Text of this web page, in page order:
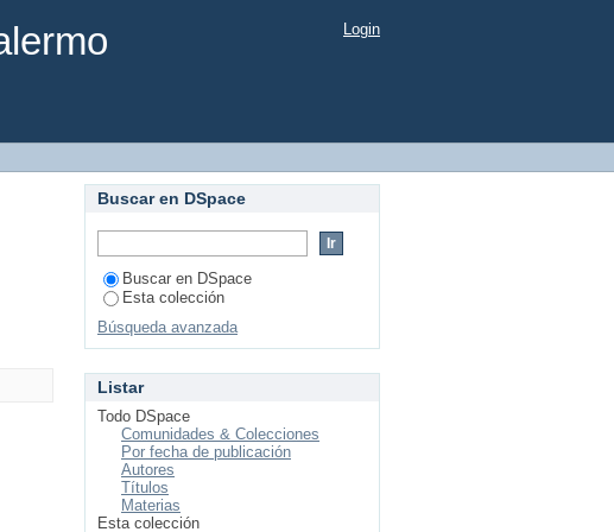
Login
Buscar en DSpace
Buscar en DSpace
Esta colección
Búsqueda avanzada
Listar
Todo DSpace
Comunidades & Colecciones
Por fecha de publicación
Autores
Títulos
Materias
Esta colección